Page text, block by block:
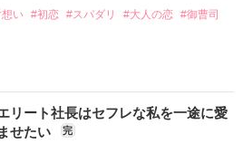
い #初恋 #スパダリ #大人の恋 #御曹司
リート社長はセフレな私を一途に愛
せたい
完